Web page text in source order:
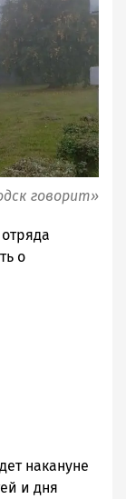
говорит»
о
накануне
и дня